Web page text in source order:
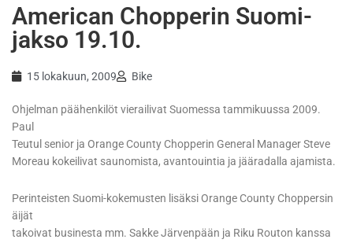
American Chopperin Suomi-
jakso 19.10.
15 lokakuun, 2009 Bike
Ohjelman päähenkilöt vierailivat Suomessa tammikuussa 2009.
Paul
Teutul senior ja Orange County Chopperin General Manager Steve
Moreau kokeilivat saunomista, avantouintia ja jääradalla ajamista.
Perinteisten Suomi-kokemusten lisäksi Orange County Choppersin
äijät
takoivat businesta mm. Sakke Järvenpään ja Riku Routon kanssa